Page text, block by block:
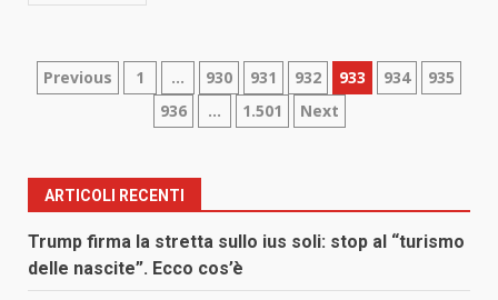
Paginazione
articoli
Previous 1 … 930 931 932 933 934
935
936
… 1.501 Next
ARTICOLI RECENTI
Trump firma la stretta sullo ius soli: stop al “turismo
delle nascite”. Ecco cos’è